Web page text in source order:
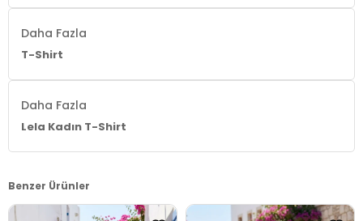
Daha Fazla
T-Shirt
Daha Fazla
Lela Kadın T-Shirt
Benzer Ürünler